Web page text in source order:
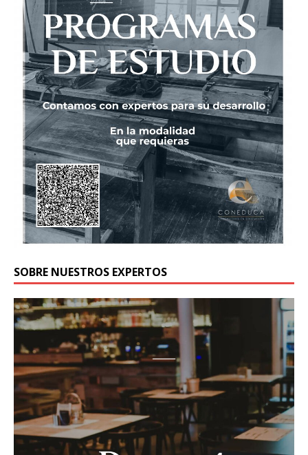
SOBRE NUESTROS EXPERTOS